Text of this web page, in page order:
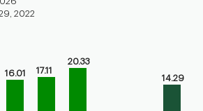
2022
performance of the fund
displaying values. Range: -20 to 30.
16.01 17.11
20.33
14.29